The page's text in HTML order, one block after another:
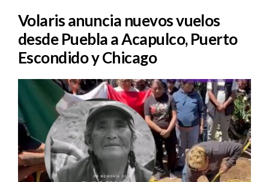
Volaris anuncia nuevos vuelos
desde Puebla a Acapulco, Puerto
Escondido y Chicago